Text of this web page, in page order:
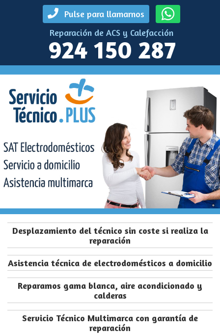
Pulse para llamarnos
Reparación de ACS y Calefacción
924 150 287
Desplazamiento del técnico sin coste si realiza la
reparación
Asistencia técnica de electrodomésticos a domicilio
Reparamos gama blanca, aire acondicionado y
calderas
Servicio Técnico Multimarca con garantía de
reparación